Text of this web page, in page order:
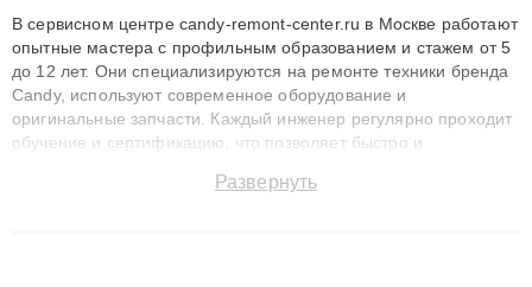
В сервисном центре candy-remont-center.ru в Москве работают
опытные мастера с профильным образованием и стажем от 5
до 12 лет. Они специализируются на ремонте техники бренда
Candy, используют современное оборудование и
оригинальные запчасти. Каждый инженер регулярно проходит
обучение и сертификацию, что позволяет быстро и
сохранением гарантии до 3 лет. Наши мастера решают
Развернуть